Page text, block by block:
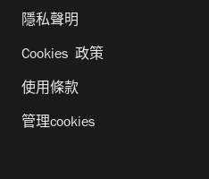
隱私聲明
Cookies 政策
使用條款
管理cookies